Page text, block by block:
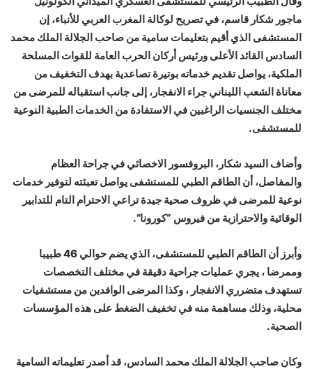
ماجور شكار قاسم، في تصريح لوكالة المغرب العربي للأنباء، إن
المستشفى الذي أقيم بتعليمات سامية من صاحب الجلالة الملك محمد
السادس القائد الأعلى ورئيس أركان الحرب العامة للقوات المسلحة
الملكية، يواصل تقديم خدماته بوتيرة تصاعدية بهدف التخفيف من
معاناة الشعب اللبناني جراء الانفجار، إلى جانب استقباله للمرضى من
مختلف الجنسيات الراغبين في الاستفادة من الخدمات الطبية النوعية
للمستشفى.
وأضاف السيد شكار، البروفسور الاخصائي في جراحة العظام
والمفاصل، أن الطاقم الطبي للمستشفى يواصل تعبئته لتوفير خدمات
نوعية للمرضى في ظروف صحية جيدة تراعي الاحترام التام للتدابير
الوقائية والاحترازية من فيروس “كورونا”.
وأبرز أن الطاقم الطبي للمستشفى، الذي يضم حوالي 46 طبيبا
وممرضا ، يجري عمليات جراحية دقيقة في مختلف التخصصات
تستهدف متضرري الانفجار ، وكذا المرضى الوافدين من مستشفيات
محلية، وذلك مساهمة منه في تخفيف الضغط على هذه المؤسسات
الصحية.
وكان صاحب الجلالة الملك محمد السادس، قد أصدر تعليماته السامية